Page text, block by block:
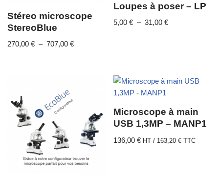
Stéreo microscope
StereoBlue
270,00 € – 707,00 €
Loupes à poser – LP
5,00€ – 31,00€
Microscope à main
USB 1,3MP – MANP1
136,00€ HT / 163,20€ TTC